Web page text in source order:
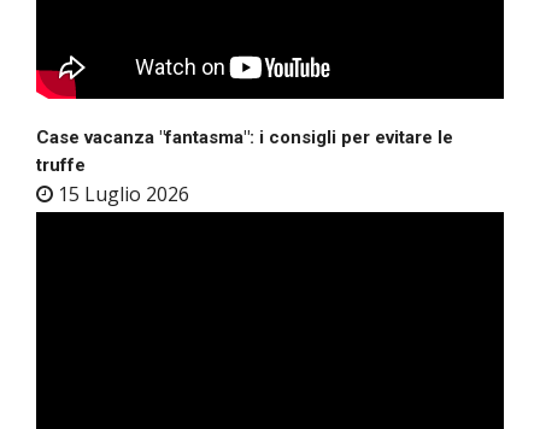
Case vacanza "fantasma": i consigli per evitare le
truffe
15 Luglio 2026